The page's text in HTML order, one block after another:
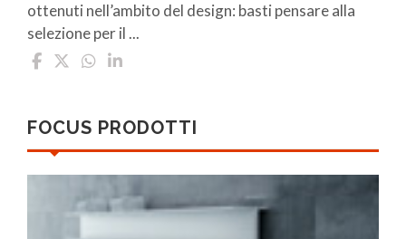
ottenuti nell’ambito del design: basti pensare alla
selezione per il ...
FOCUS PRODOTTI